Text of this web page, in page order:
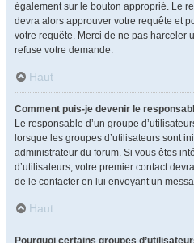
également sur le bouton approprié. Le
devra alors approuver votre requête et
votre requête. Merci de ne pas harceler
refuse votre demande.
Haut
Comment puis-je devenir le
Le responsable d’un groupe
lorsque les groupes d’utilisateurs sont
administrateur du forum. Si vous êtes
d’utilisateurs, votre premier contact
de le contacter en lui envoyant un
Haut
Pourquoi certains groupes